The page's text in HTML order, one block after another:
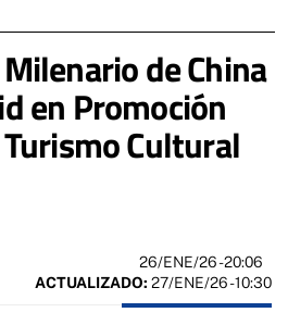
de China
en Promoción
Cultural
26/ENE/26- 20:06
ACTUALIZADO: 27/ENE/26 - 10:30